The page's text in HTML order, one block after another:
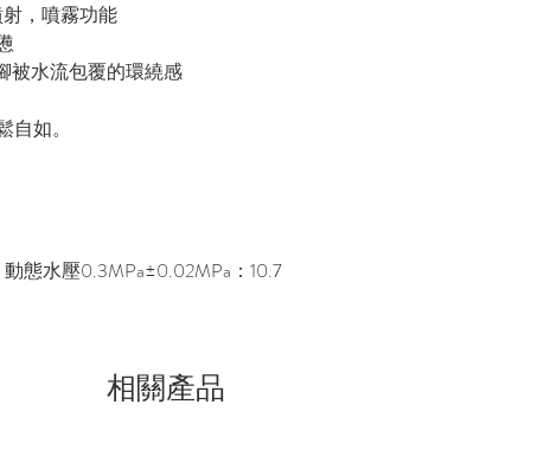
，噴霧功能
被水流包覆的環繞感
如。
態水壓0.3MPa±0.02MPa：10.7
相關產品